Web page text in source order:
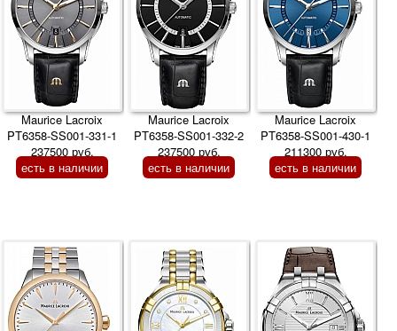
Maurice Lacroix
PT6358-SS001-331-1
237500 руб.
есть в наличии
Maurice Lacroix
PT6358-SS001-332-2
237500 руб.
есть в наличии
Maurice Lacroix
PT6358-SS001-430-1
211300 руб.
есть в наличии